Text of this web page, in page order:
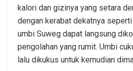
kalori dan gizinya yang setara
dengan kerabat dekatnya
umbi Suweg dapat langsung
pengolahan yang rumit. Umbi
lalu dikukus untuk kemudian